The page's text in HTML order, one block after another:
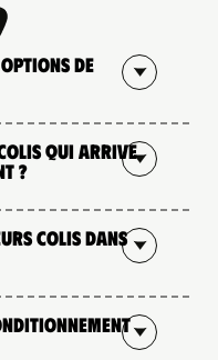
de
colis qui arrive
?
colis dans